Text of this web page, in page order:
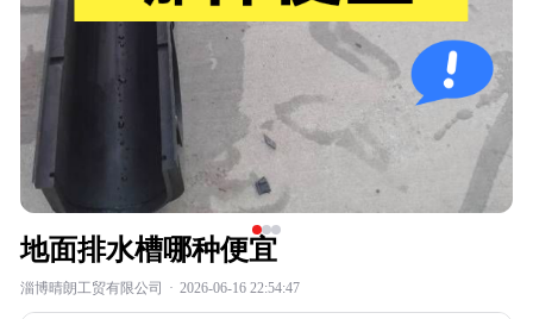
地面排水槽哪种便宜
淄博晴朗工贸有限公司 · 2026-06-16 22:54:47